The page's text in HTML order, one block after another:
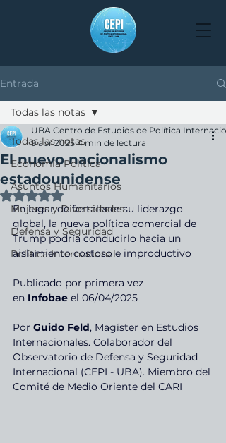
Entrada
Todas las notas
Economía Política
Asuntos Humanitarios
Mujeres y Diversidades
Defensa y Seguridad
Política Internacional
Todas las notas
El nuevo nacionalismo
estadounidense
UBA Centro de Estudios de Política
9 abr 2025 4 min de lectura
Obtuvo NaN de 5 estrellas.
En lugar de fortalecer su liderazgo
global, la nueva política comercial de
Trump podría conducirlo hacia un
aislamiento costoso e improductivo
Publicado por primera vez
en Infobae el 06/04/2025
Por Guido Feld, Magíster en Estudios
Internacionales. Colaborador del
Observatorio de Defensa y Seguridad
Internacional (CEPI - UBA). Miembro del
Comité de Medio Oriente del CARI